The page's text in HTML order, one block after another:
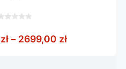
zł – 2699,00 złZakres cen: